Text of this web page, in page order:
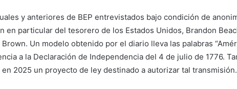
y anteriores de BEP entrevistados bajo condición de
en particular del tesorero de los Estados Unidos, Brandon
Un modelo obtenido por el diario lleva las palabras
a la Declaración de Independencia del 4 de julio de 1776.
2025 un proyecto de ley destinado a autorizar tal transmisión.